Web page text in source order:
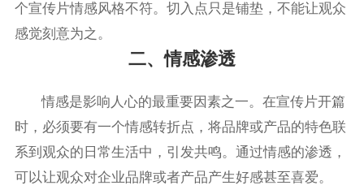
个宣传片情感风格不符。切入点只是铺垫，不能让观众
感觉刻意为之。
二、情感渗透
情感是影响人心的最重要因素之一。在宣传片开篇
时，必须要有一个情感转折点，将品牌或产品的特色联
系到观众的日常生活中，引发共鸣。通过情感的渗透，
可以让观众对企业品牌或者产品产生好感甚至喜爱。